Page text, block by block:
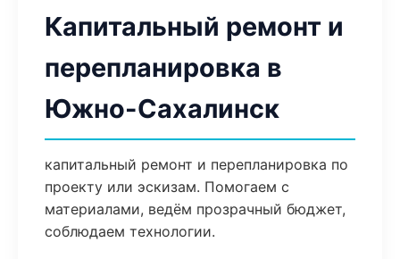
Капитальный ремонт и
перепланировка в
Южно-Сахалинск
капитальный ремонт и перепланировка по
проекту или эскизам. Помогаем с
материалами, ведём прозрачный бюджет,
соблюдаем технологии.